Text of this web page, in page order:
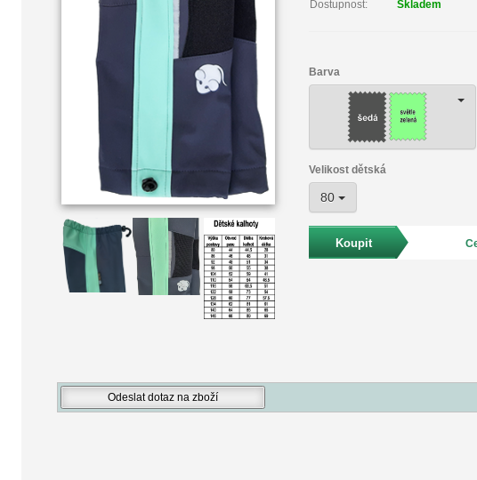
Dostupnost:
Skladem
Barva
Velikost dětská
80